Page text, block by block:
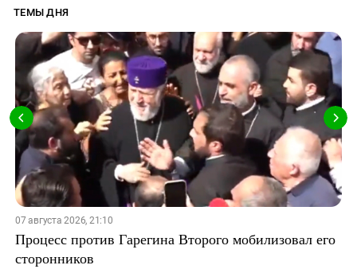
ТЕМЫ ДНЯ
07 августа 2026, 21:10
Процесс против Гарегина Второго мобилизовал его
сторонников